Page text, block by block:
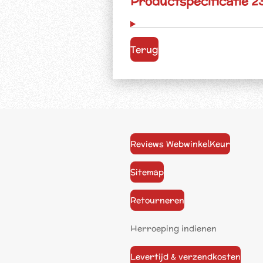
Terug
Reviews WebwinkelKeur
Sitemap
Retourneren
Herroeping indienen
Levertijd & verzendkosten